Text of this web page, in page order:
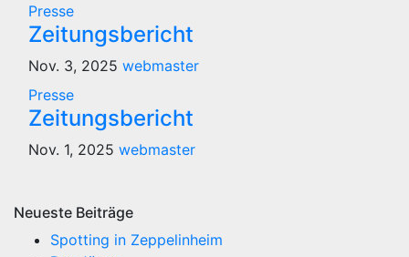
Presse
Zeitungsbericht
Nov. 3, 2025 webmaster
Presse
Zeitungsbericht
Nov. 1, 2025 webmaster
Neueste Beiträge
Spotting in Zeppelinheim